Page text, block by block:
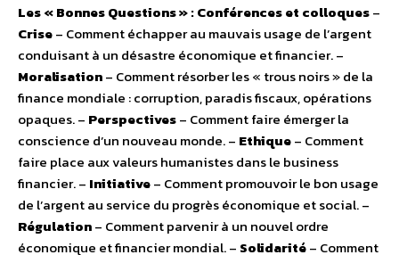
Les « Bonnes Questions » : Conférences et colloques–
Crise– Comment échapper au mauvais usage de l’argent
conduisant à un désastre économique et financier. –
Moralisation– Comment résorber les « trous noirs » de la
finance mondiale : corruption, paradis fiscaux, opérations
opaques. – Perspectives– Comment faire émerger la
conscience d’un nouveau monde. – Ethique– Comment
faire place aux valeurs humanistes dans le business
financier. – Initiative– Comment promouvoir le bon usage
de l’argent au service du progrès économique et social. –
Régulation– Comment parvenir à un nouvel ordre
économique et financier mondial. – Solidarité– Comment